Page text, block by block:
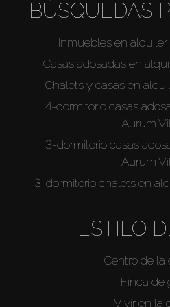
BÚSQUEDAS
Inmuebles en
Casas adosadas en
Chalets y casas en
4-dormitorio casas
Aurum
3-dormitorio casas
Aurum
3-dormitorio chalets en
ESTILO
Centro de la
Finca de
Vivir en la